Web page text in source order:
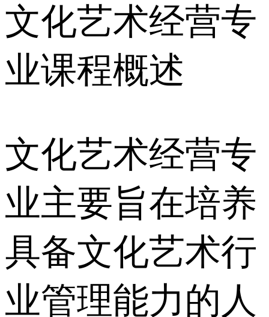
文化艺术经营专
业课程概述
文化艺术经营专
业主要旨在培养
具备文化艺术行
业管理能力的人